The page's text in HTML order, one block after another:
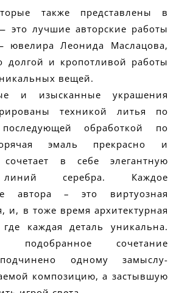
также представлены в
это лучшие авторские работы
ювелира Леонида Маслацова,
долгой и кропотливой работы
вещей.
и изысканные украшения
техникой литья по
обработкой по
эмаль прекрасно и
сочетает в себе элегантную
линий серебра. Каждое
автора – это виртуозная
и, в тоже время архитектурная
каждая деталь уникальна.
подобранное сочетание
одному замыслу-
композицию, а застывшую